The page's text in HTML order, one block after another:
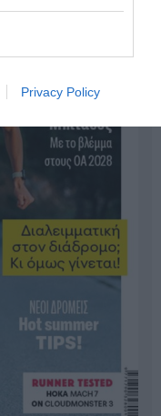
Privacy Policy